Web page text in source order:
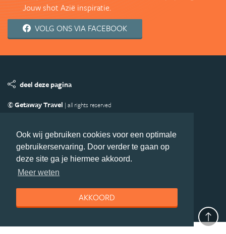
Ook wij gebruiken cookies voor een optimale
gebruikerservaring. Door verder te gaan op
deze site ga je hiermee akkoord.
Meer weten
AKKOORD
Jouw shot Azië inspiratie.
VOLG ONS VIA FACEBOOK
deel deze pagina
© Getaway Travel | all rights reserved
Copyright
Privacy statement Disclaimer
Cookies
Volg Azie.nl
Nieuwsbrief
Facebook